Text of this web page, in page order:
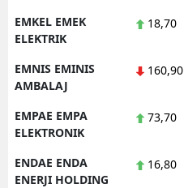
EMKEL EMEK
ELEKTRIK
18,70
EMNIS EMINIS
AMBALAJ
160,90
EMPAE EMPA
ELEKTRONIK
73,70
ENDAE ENDA
ENERJI HOLDING
16,80